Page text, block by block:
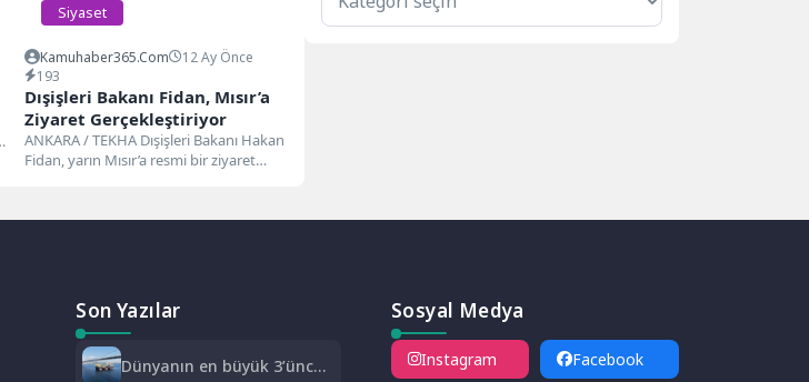
Siyaset
Kamuhaber365.com
12 Ay Önce
193
Dışişleri Bakanı Fidan, Mısır’a
Ziyaret Gerçekleştiriyor
ANKARA / TEKHA Dışişleri Bakanı Hakan
Fidan, yarın Mısır’a resmi bir ziyaret
Son Yazılar
Dünyanın en büyük 3’üncü
Sosyal Medya
Instagram Facebook